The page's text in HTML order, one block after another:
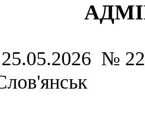
25.05.2026 №